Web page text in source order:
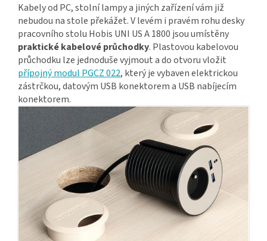
Kabely od PC, stolní lampy a jiných zařízení vám již
nebudou na stole překážet. V levém i pravém rohu desky
pracovního stolu Hobis UNI US A 1800 jsou umístěny
praktické kabelové průchodky. Plastovou kabelovou
průchodku lze jednoduše vyjmout a do otvoru vložit
přípojný modul PGCZ 022, který je vybaven elektrickou
zástrčkou, datovým USB konektorem a USB nabíjecím
konektorem.